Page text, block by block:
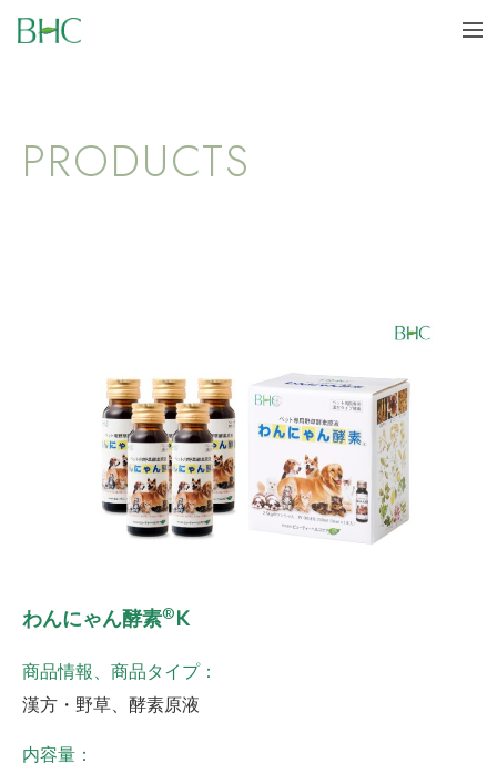
PRODUCTS
わんにゃん酵素®K
商品情報、商品タイプ：
漢方・野草、酵素原液
内容量：